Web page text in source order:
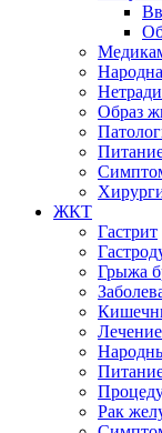
Образ
ЖКТ
Гастрит
Грыжа
Рак